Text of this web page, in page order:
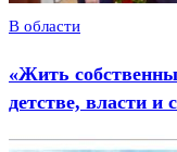
В области
«Жить
детстве, власти и